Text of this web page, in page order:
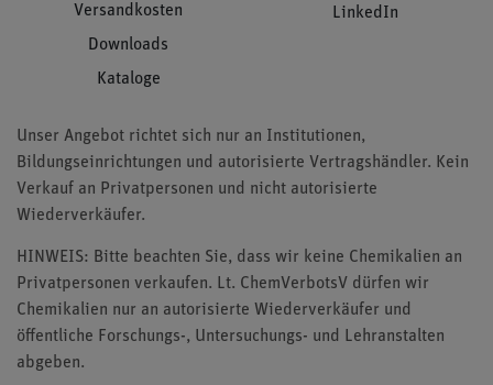
Versandkosten
Downloads
Kataloge
LinkedIn
Unser Angebot richtet sich nur an Institutionen,
Bildungseinrichtungen und autorisierte Vertragshändler. Kein
Verkauf an Privatpersonen und nicht autorisierte
Wiederverkäufer.
HINWEIS: Bitte beachten Sie, dass wir keine Chemikalien an
Privatpersonen verkaufen. Lt. ChemVerbotsV dürfen wir
Chemikalien nur an autorisierte Wiederverkäufer und
öffentliche Forschungs-, Untersuchungs- und Lehranstalten
abgeben.